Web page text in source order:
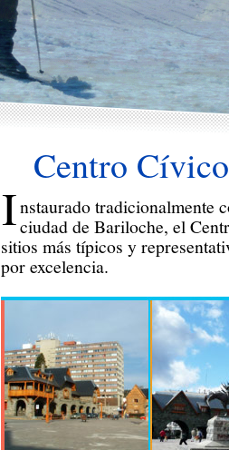
Centro
Instaurado tradicionalmente
ciudad de Bariloche, el
sitios más típicos y
por excelencia.